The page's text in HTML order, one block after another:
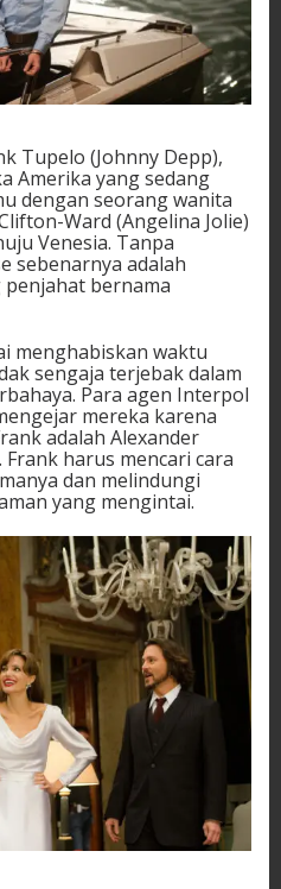
Tupelo (Johnny Depp),
Amerika yang sedang
dengan seorang wanita
Ward (Angelina Jolie)
Venesia. Tanpa
sebenarnya adalah
bernama
menghabiskan waktu
sengaja terjebak dalam
Para agen Interpol
mereka karena
adalah Alexander
harus mencari cara
dan melindungi
yang mengintai.